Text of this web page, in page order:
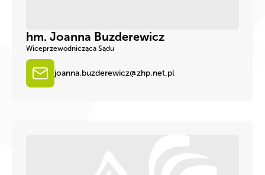
hm. Joanna Buzderewicz
Wiceprzewodnicząca Sądu
joanna.buzderewicz@zhp.net.pl